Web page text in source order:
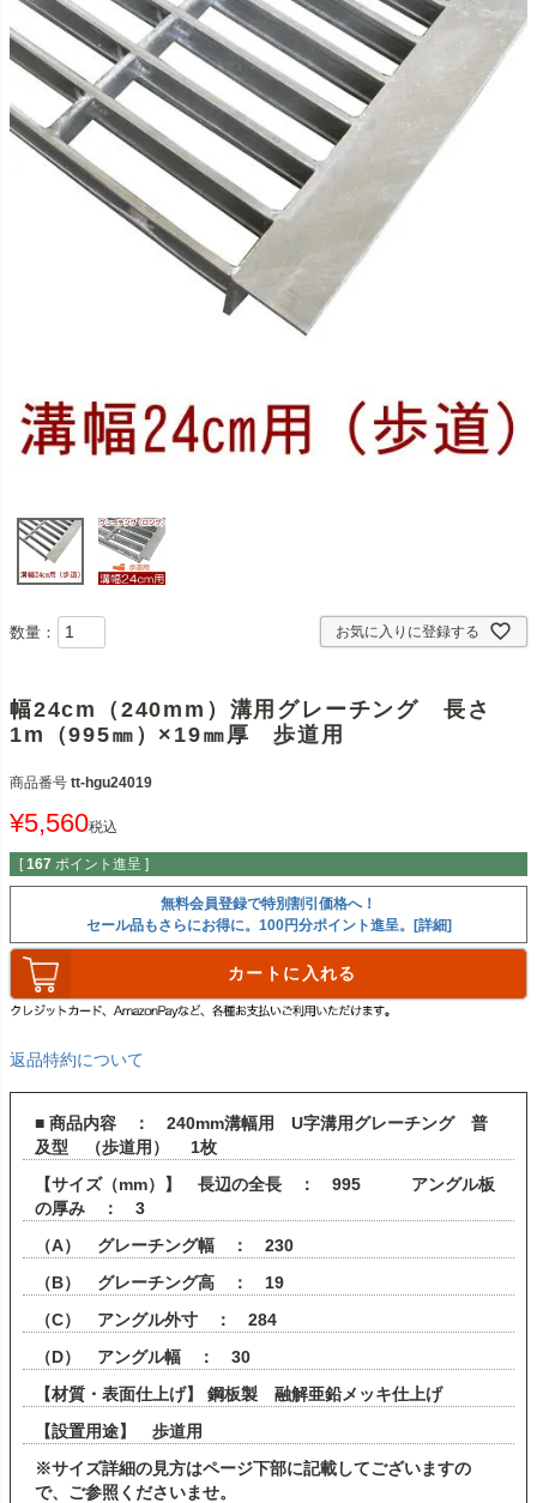
お気に入りに登録する
数量：
幅24cm（240mm）溝用グレーチング 長さ
1m（995㎜）×19㎜厚 歩道用
商品番号 tt-hgu24019
¥5,560税込
[ 167 ポイント進呈 ]
無料会員登録で特別割引価格へ！
セール品もさらにお得に。100円分ポイント進呈。[詳細]
カートに入れる
返品特約について
■ 商品内容 ： 240mm溝幅用 U字溝用グレーチング 普
及型 （歩道用） 1枚
【サイズ（mm）】 長辺の全長 ： 995 アングル板
の厚み ： 3
（A） グレーチング幅 ： 230
（B） グレーチング高 ： 19
（C） アングル外寸 ： 284
（D） アングル幅 ： 30
【材質・表面仕上げ】 鋼板製 融解亜鉛メッキ仕上げ
【設置用途】 歩道用
※サイズ詳細の見方はページ下部に記載してございますの
で、ご参照くださいませ。